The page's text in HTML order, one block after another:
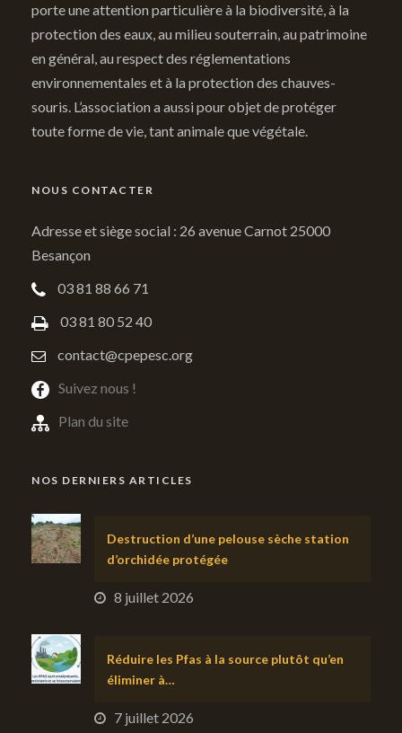
porte une attention particulière à la biodiversité, à la
protection des eaux, au milieu souterrain, au patrimoine
en général, au respect des réglementations
environnementales et à la protection des chauves-
souris. L’association a aussi pour objet de protéger
toute forme de vie, tant animale que végétale.
NOUS CONTACTER
Adresse et siège social : 26 avenue Carnot 25000
Besançon
03 81 88 66 71
03 81 80 52 40
contact@cpepesc.org
Suivez nous !
Plan du site
NOS DERNIERS ARTICLES
Destruction d’une pelouse sèche station
d’orchidée protégée
8 juillet 2026
Réduire les Pfas à la source plutôt qu’en
éliminer à…
7 juillet 2026